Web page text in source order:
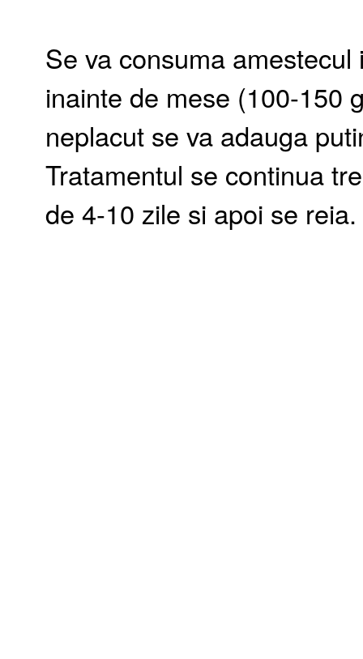
Se va consuma
inainte de mese (100-150
neplacut se va adauga
Tratamentul se continua
de 4-10 zile si apoi se reia.